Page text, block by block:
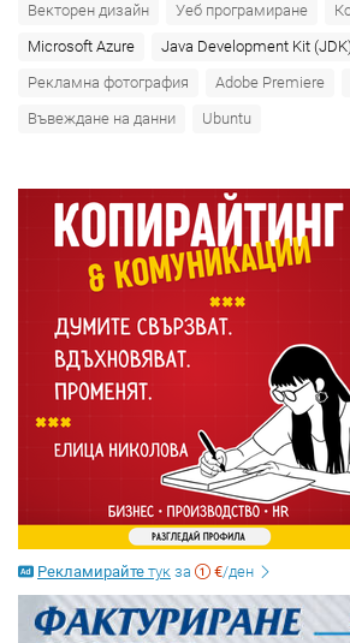
Векторен дизайн
Уеб програмиране
Microsoft Azure‎
Java Development Kit
Рекламна фотография
Adobe Premiere
Въвеждане на данни
Ubuntu
Рекламирайте тук за €/ден